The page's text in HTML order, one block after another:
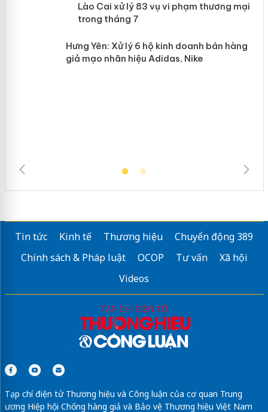
Lào Cai xử lý 83 vụ vi phạm thương
mại trong tháng 7
Tin tức Kinh tế Thương hiệu
Chuyển động 389
Chính sách & Pháp luật
OCOP Tư vấn
Xã hội
Videos
Tạp chí điện tử Thương hiệu và Công luận của cơ quan Trung
ương Hiệp hội Chống hàng giả và Bảo vệ Thương hiệu Việt Nam